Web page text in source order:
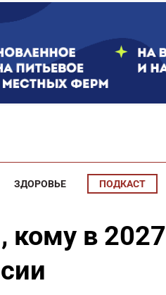
ЗДОРОВЬЕ ПОДКАСТ
кому в 2027